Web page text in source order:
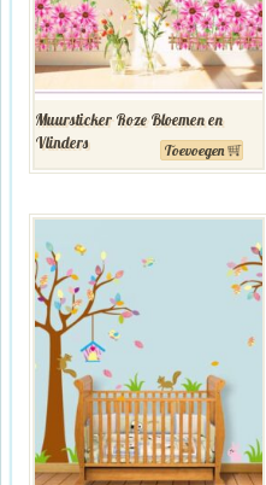
Muursticker Roze Bloemen en
Vlinders
Toevoegen